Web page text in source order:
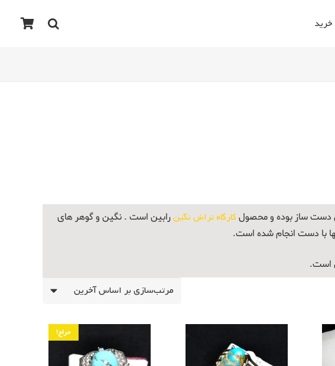
دست ساز بوده و محصول کارگاه تراش نگینرابین است . نگین و گوهر های
با دست انجام شده است.
حراج!